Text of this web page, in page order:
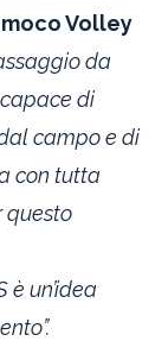
Volley
da
di
campo e di
con tutta
questo
è un’idea